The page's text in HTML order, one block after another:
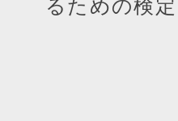
るための検定